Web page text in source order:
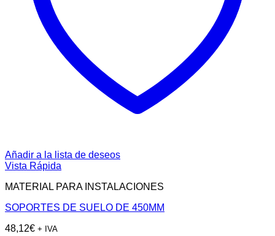
Añadir a la lista de deseos
Vista Rápida
MATERIAL PARA INSTALACIONES
SOPORTES DE SUELO DE 450MM
48,12€ + IVA